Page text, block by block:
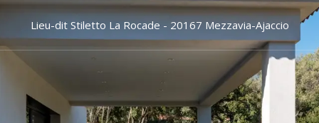
Lieu-dit Stiletto La Rocade - 20167 Mezzavia-Ajaccio